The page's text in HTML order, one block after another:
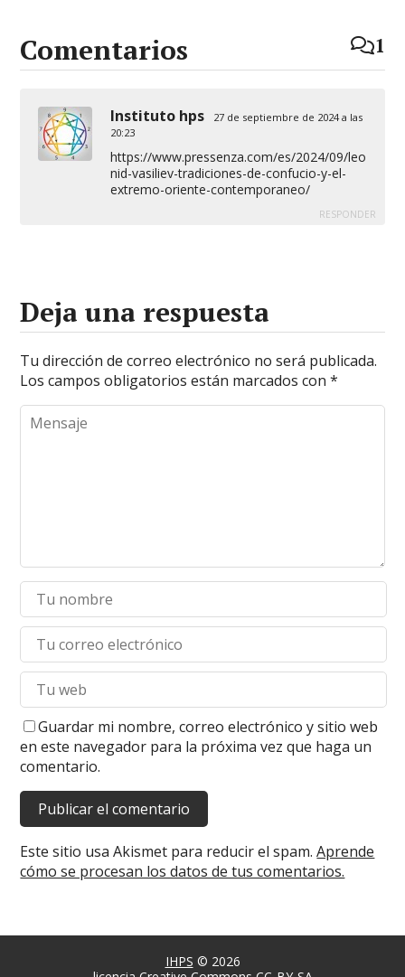
Comentarios 1
Instituto hps
27 de septiembre de 2024 a las
20:23
https://www.pressenza.com/es/2024/09/leo
nid-vasiliev-tradiciones-de-confucio-y-el-
extremo-oriente-contemporaneo/
RESPONDER
Deja una respuesta
Tu dirección de correo electrónico no será publicada.
Los campos obligatorios están marcados con*
Guardar mi nombre, correo electrónico y sitio web
en este navegador para la próxima vez que haga un
comentario.
Este sitio usa Akismet para reducir el spam.Aprende
cómo se procesan los datos de tus comentarios.
IHPS © 2026